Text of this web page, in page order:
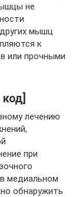
не
мышц
к
или прочными
лечению
при
в медиальном
обнаружить